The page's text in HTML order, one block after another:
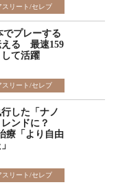
スリート/セレブ
でプレーする
える 最速159
て活躍
スリート/セレブ
した「ナノ
レンドに？
療「より自由
スリート/セレブ